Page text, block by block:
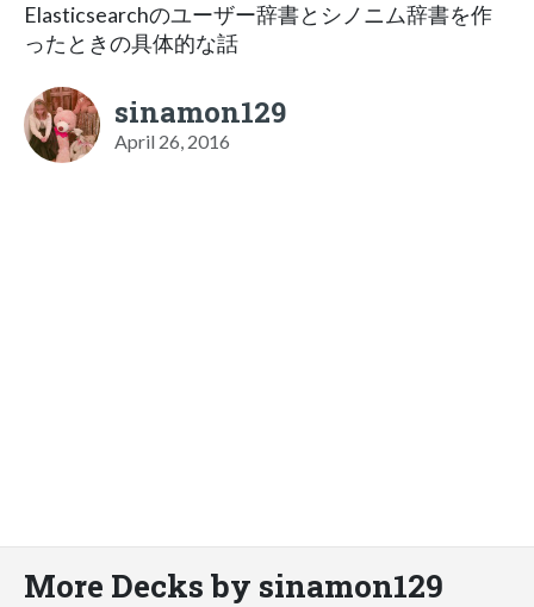
Elasticsearchのユーザー辞書とシノニム辞書を作
ったときの具体的な話
sinamon129
April 26, 2016
More Decks by sinamon129